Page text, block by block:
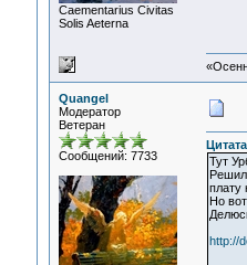
Сaementarius Civitas
Solis Aeterna
Quangel
Модератор
Ветеран
Сообщений: 7733
Тут
Решил
плату
Но
http://